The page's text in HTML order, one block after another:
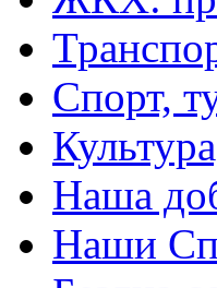
Спорт,
Наша
Наши